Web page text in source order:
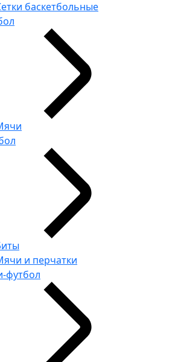
баскетбольные
и перчатки
футбол